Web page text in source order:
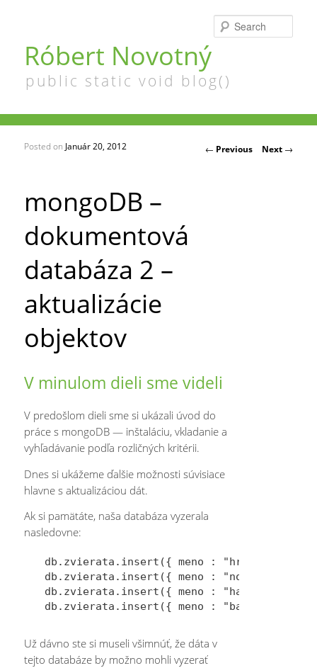
Róbert Novotný
public static void blog()
Post navigation
← Previous Next →
mongoDB –
dokumentová
databáza 2 –
aktualizácie
objektov
Posted on Január 20, 2012
V minulom dieli sme videli
V predošlom dieli sme si ukázali úvod do
práce s mongoDB — inštaláciu, vkladanie a
vyhľadávanie podľa rozličných kritérii.
Dnes si ukážeme ďalšie možnosti súvisiace
hlavne s aktualizáciou dát.
Ak si pamätáte, naša databáza vyzerala
nasledovne:
db.zvierata.insert({ meno : "hroch
db.zvierata.insert({ meno : "nosorožec
db.zvierata.insert({ meno : "had Boris",
Už dávno ste si museli všimnúť, že dáta v
tejto databáze by možno mohli vyzerať